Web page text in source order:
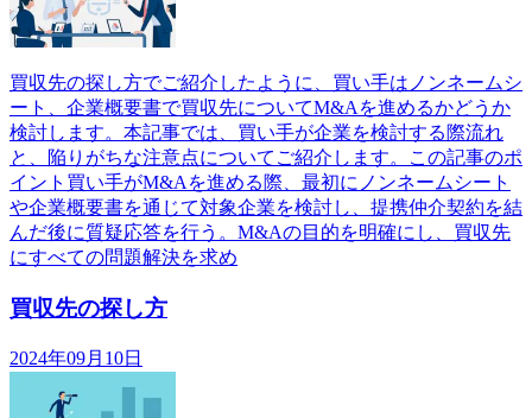
買収先の探し方でご紹介したように、買い手はノンネームシ
ート、企業概要書で買収先についてM&Aを進めるかどうか
検討します。本記事では、買い手が企業を検討する際流れ
と、陥りがちな注意点についてご紹介します。この記事のポ
イント買い手がM&Aを進める際、最初にノンネームシート
や企業概要書を通じて対象企業を検討し、提携仲介契約を結
んだ後に質疑応答を行う。M&Aの目的を明確にし、買収先
にすべての問題解決を求め
買収先の探し方
2024年09月10日